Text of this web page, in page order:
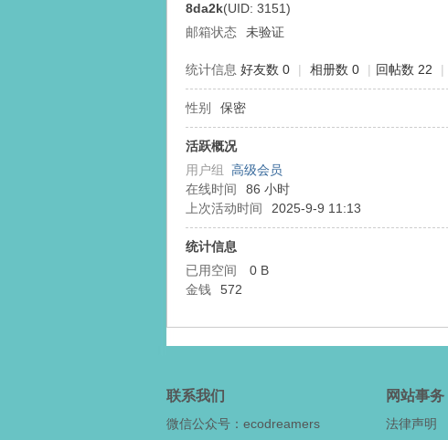
8da2k(UID: 3151)
邮箱状态
未验证
统计信息 好友数 0 | 相册数 0 | 回帖数 22 |
性别 保密
活跃概况
用户组 高级会员
在线时间
86 小时
上次活动时间
2025-9-9 11:13
统计信息
已用空间
0 B
金钱
572
联系我们
微信公众号：ecodreamers
网站事务
法律声明